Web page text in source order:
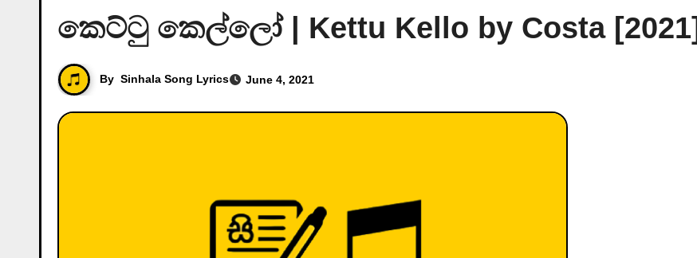
කෙට්ටු කෙල්ලෝ | Kettu Kello by Costa [2021]
By Sinhala Song Lyrics June 4, 2021